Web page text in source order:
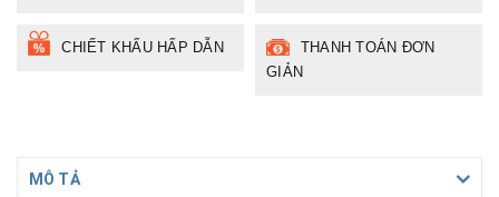
CHIẾT KHẤU HẤP DẪN
THANH TOÁN ĐƠN
GIẢN
MÔ TẢ